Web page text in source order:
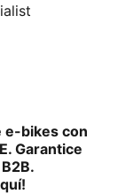
e-bikes con
Garantice